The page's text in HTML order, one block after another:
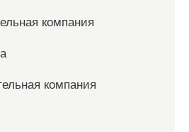
компания
компания